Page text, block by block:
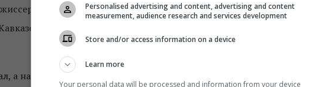
арестовали сотрудники ФСБ по обвинению в подготовке
военный окружной суд РФ приговорил Сенцова к 20
на суде сказал, что не будет ни о чем просить, потому что «суд
Personalised advertising and content, advertising and content
measurement, audience research and services development
Store and/or access information on a device
Learn more
Your personal data will be processed and information from your device